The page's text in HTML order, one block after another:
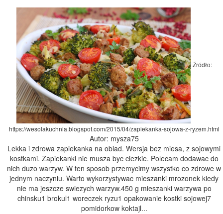
Źródło:
https://wesolakuchnia.blogspot.com/2015/04/zapiekanka-sojowa-z-ryzem.html
Autor: mysza75
Lekka i zdrowa zapiekanka na obiad. Wersja bez miesa, z sojowymi
kostkami. Zapiekanki nie musza byc ciezkie. Polecam dodawac do
nich duzo warzyw. W ten sposob przemycimy wszystko co zdrowe w
jednym naczyniu. Warto wykorzystywac mieszanki mrozonek kiedy
nie ma jeszcze swiezych warzyw.450 g mieszanki warzywa po
chinsku1 brokul1 woreczek ryzu1 opakowanie kostki sojowej7
pomidorkow koktajl...